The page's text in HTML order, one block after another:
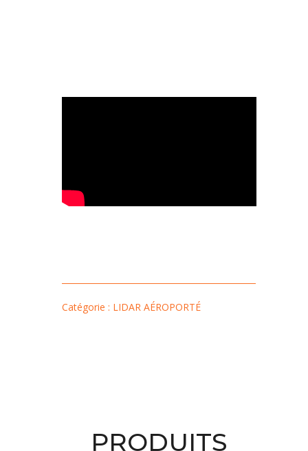
Catégorie : LIDAR AÉROPORTÉ
PRODUITS